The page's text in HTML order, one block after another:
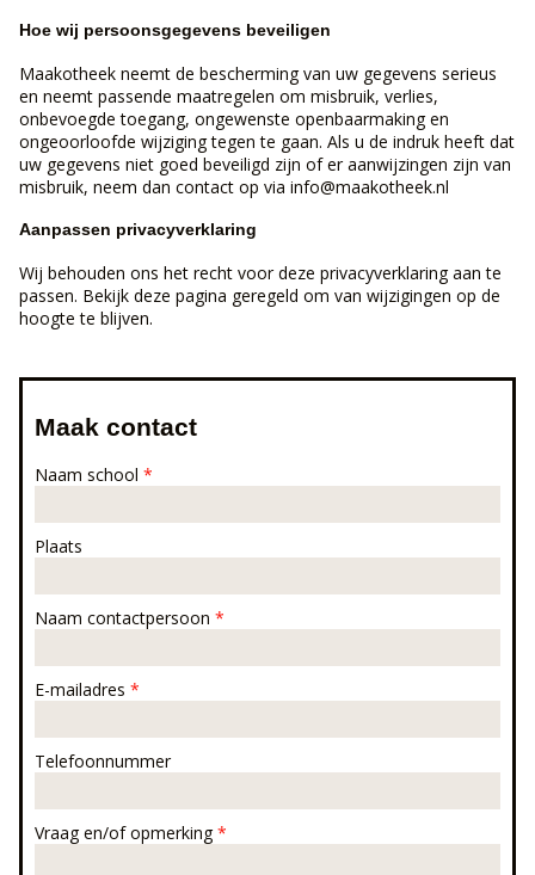
Hoe wij persoonsgegevens beveiligen
Maakotheek neemt de bescherming van uw gegevens serieus
en neemt passende maatregelen om misbruik, verlies,
onbevoegde toegang, ongewenste openbaarmaking en
ongeoorloofde wijziging tegen te gaan. Als u de indruk heeft dat
uw gegevens niet goed beveiligd zijn of er aanwijzingen zijn van
misbruik, neem dan contact op via info@maakotheek.nl
Aanpassen privacyverklaring
Wij behouden ons het recht voor deze privacyverklaring aan te
passen. Bekijk deze pagina geregeld om van wijzigingen op de
hoogte te blijven.
Maak contact
Naam school *
Plaats
Naam contactpersoon *
E-mailadres *
Telefoonnummer
Vraag en/of opmerking*